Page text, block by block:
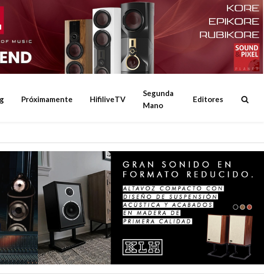
Próximamente HifiliveTV
Segunda
Mano
Editores